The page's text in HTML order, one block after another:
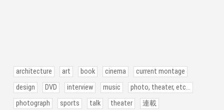
architecture art book cinema
current montage
design
DVD interview music
photo, theater, etc...
photograph
sports talk theater 連載